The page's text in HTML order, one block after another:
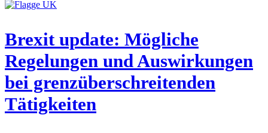
Brexit update: Mögliche
Regelungen und Auswirkungen
bei grenzüberschreitenden
Tätigkeiten